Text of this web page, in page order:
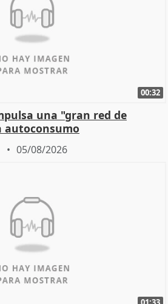
00:32
una "gran red de
autoconsumo
05/08/2026